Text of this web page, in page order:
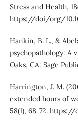
Stress and Health,
https://doi/org/
Hankin, B. L., &
psychopathology: A
Oaks, CA: Sage
Harrington, J. M.
extended hours of
58(1), 68-72.